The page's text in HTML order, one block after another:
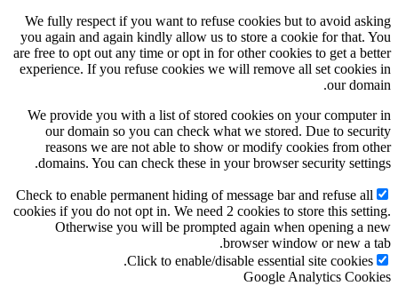
We fully respect if you want to refuse cookies but to avoid asking
you again and again kindly allow us to store a cookie for that. You
are free to opt out any time or opt in for other cookies to get a better
experience. If you refuse cookies we will remove all set cookies in
our domain.
We provide you with a list of stored cookies on your computer in
our domain so you can check what we stored. Due to security
reasons we are not able to show or modify cookies from other
domains. You can check these in your browser security settings.
Check to enable permanent hiding of message bar and refuse all
cookies if you do not opt in. We need 2 cookies to store this setting.
Otherwise you will be prompted again when opening a new
browser window or new a tab.
Click to enable/disable essential site cookies.
Google Analytics Cookies